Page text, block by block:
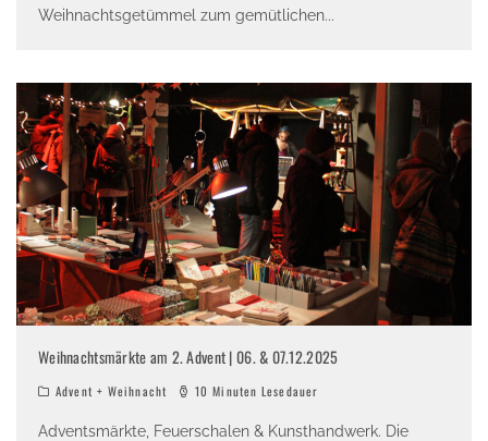
Weihnachtsgetümmel zum gemütlichen...
Weihnachtsmärkte am 2. Advent | 06. & 07.12.2025
Advent + Weihnacht 10 Minuten Lesedauer
Adventsmärkte, Feuerschalen & Kunsthandwerk. Die